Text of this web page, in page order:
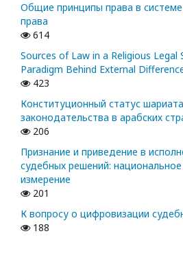
Общие принципы права в
права
614
Sources of Law in a Religious Legal
Paradigm Behind External
423
Конституционный статус
законодательства в арабских
206
Признание и приведение в
судебных решений:
измерение
201
К вопросу о цифровизации
188